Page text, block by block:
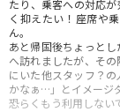
たり、乗客への対応
く抑えたい！座席や
ん。
あと帰国後ちょっと
へ訪れましたが、そ
にいた他スタッフ？
かなぁ…」とイメージ
恐らくもう利用しない